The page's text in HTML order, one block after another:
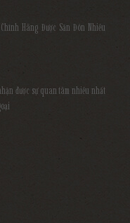
Hãng Được Săn Đón Nhiều
được sự quan tâm nhiều nhất